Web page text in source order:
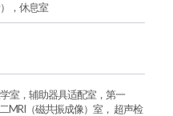
，休息室
室，辅助器具适配室，第一
MRI（磁共振成像）室， 超声检